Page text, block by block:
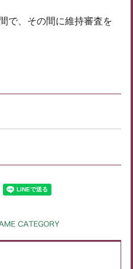
で、その間に維持審査を